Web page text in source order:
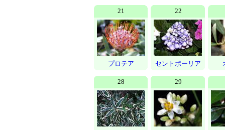
21
プロテア
22
セントポーリア
28 29